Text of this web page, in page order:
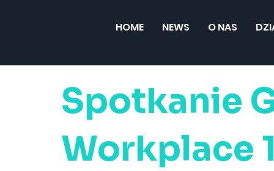
HOME NEWS O NAS
Spotkanie
Workplace